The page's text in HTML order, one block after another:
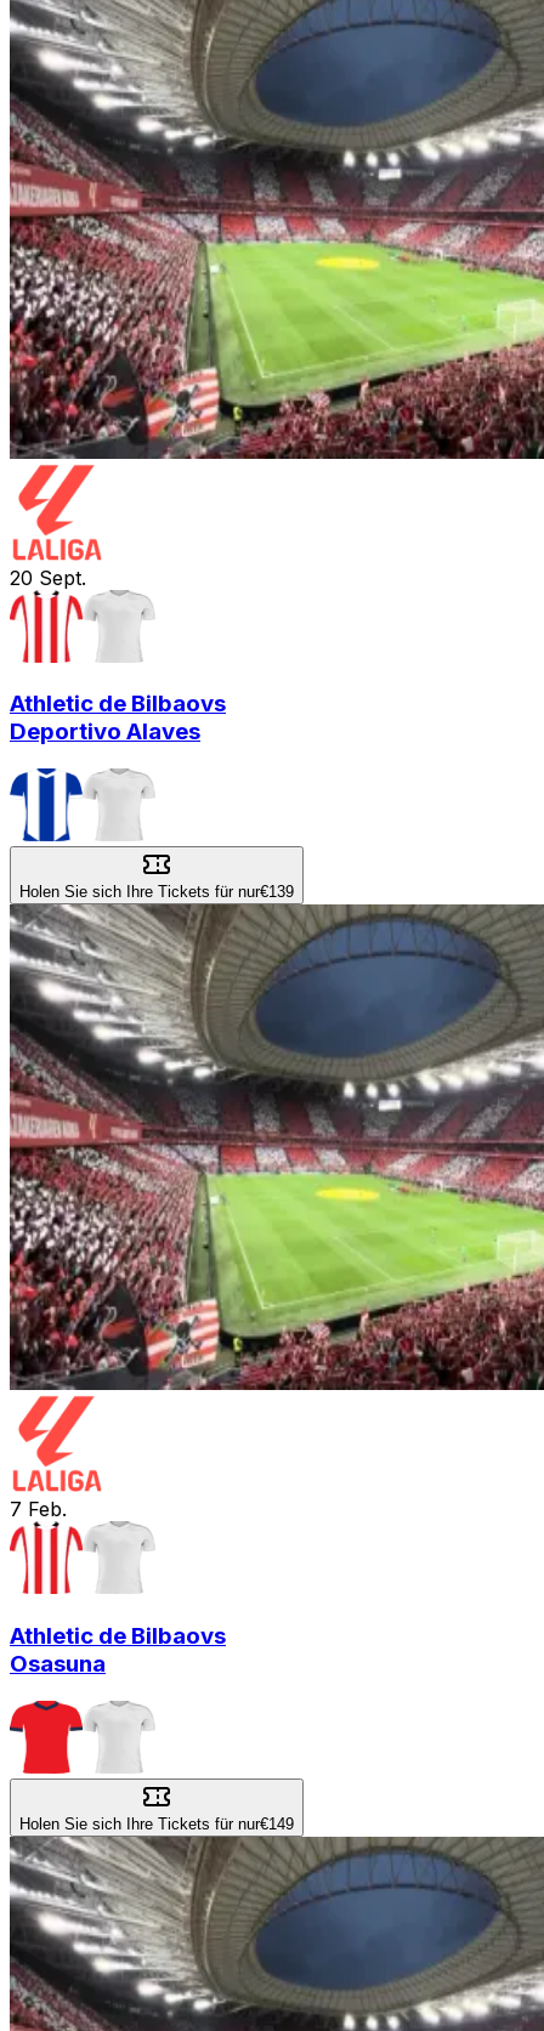
20 Sept.
Athletic de Bilbaovs
Deportivo Alaves
Holen Sie sich Ihre Tickets für nur€139
7 Feb.
Athletic de Bilbaovs
Osasuna
Holen Sie sich Ihre Tickets für nur€149